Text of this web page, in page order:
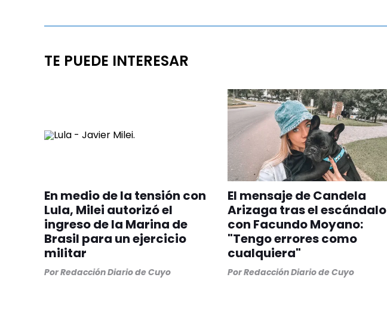
TE PUEDE INTERESAR
En medio de la tensión con
Lula, Milei autorizó el
ingreso de la Marina de
Brasil para un ejercicio
militar
PorRedacción Diario de Cuyo
El mensaje de Candela
Arizaga tras el escándalo
con Facundo Moyano:
"Tengo errores como
cualquiera"
PorRedacción Diario de Cuyo